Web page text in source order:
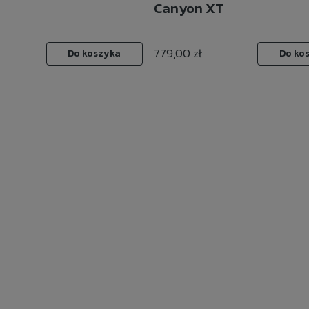
Do koszyka
Canyon XT
779,00 zł Do